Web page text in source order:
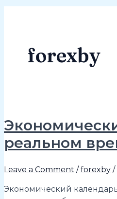
forexby
реальном
Leave a Comment /forexby /
Экономический